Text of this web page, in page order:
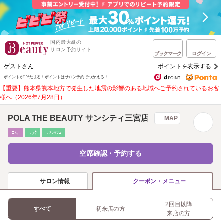
国内最大級の
サロン予約サイト
ブックマーク ログイン
ゲストさん ポイントを表示する
ポイントが1%たまる！ ポイントはサロン予約でつかえる！
【重要】熊本県熊本地方で発生した地震の影響のある地域へご予約されているお客
様へ（2026年7月28日）
POLA THE BEAUTY サンシティ三宮店 MAP
ｴｽﾃ ﾘﾗｸ ﾘﾌﾚｯｼｭ
空席確認・予約する
サロン情報 クーポン・メニュー
すべて 初来店の方
2回目以降
来店の方